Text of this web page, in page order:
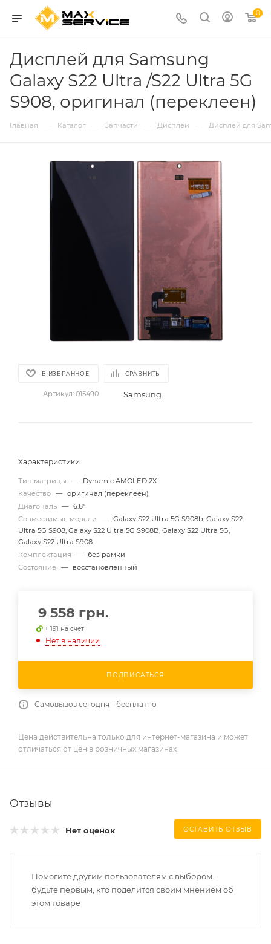
0
Дисплей для Samsung
Galaxy S22 Ultra /S22 Ultra 5G
S908, оригинал (переклеен)
Главная — Каталог — Запчасти — Дисплеи — Дисплей для
В ИЗБРАННОЕ СРАВНИТЬ
Артикул: 015490 Samsung
Характеристики
Тип матрицы —
Dynamic AMOLED 2X
Качество — оригинал (переклеен)
Диагональ — 6.8"
Совместимые модели
— Galaxy S22 Ultra 5G S908b, Galaxy S22
Ultra 5G S908, Galaxy S22 Ultra 5G S908B, Galaxy S22 Ultra 5G,
Galaxy S22 Ultra S908
Комплектация
— без рамки
Состояние — восстановленный
9 558 грн.
+ 191 на счет
Нет в наличии
ПОДПИСАТЬСЯ
Самовывоз сегодня - бесплатно
Цена действительна только для интернет-магазина и может
отличаться от цен в розничных магазинах
Отзывы
Нет оценок ОСТАВИТЬ ОТЗЫВ
Помогите другим пользователям с выбором -
будьте первым, кто поделится своим мнением об
этом товаре